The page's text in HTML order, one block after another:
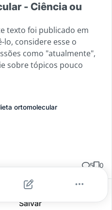
- Ciência ou
texto foi publicado em
lo, considere esse o
como "atualmente",
sobre tópicos pouco
ortomolecular
5 0
Salvar